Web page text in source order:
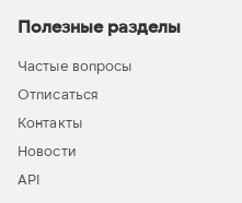
Полезные разделы
Частые вопросы
Отписаться
Контакты
Новости
API